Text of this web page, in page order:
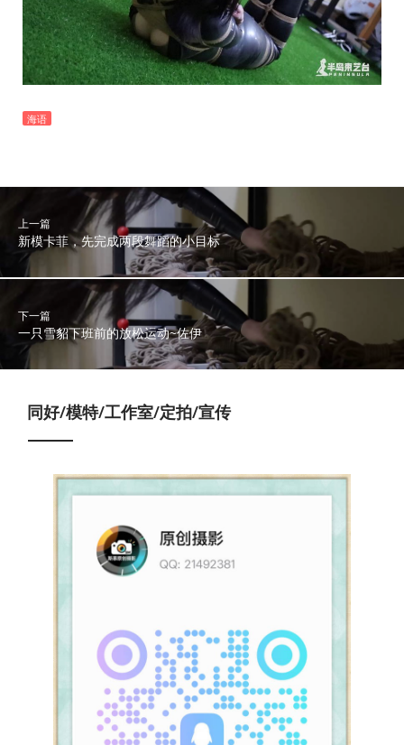
海语
上一篇
新模卡菲，先完成两段舞蹈的小目标
下一篇
一只雪貂下班前的放松运动~佐伊
同好/模特/工作室/定拍/宣传